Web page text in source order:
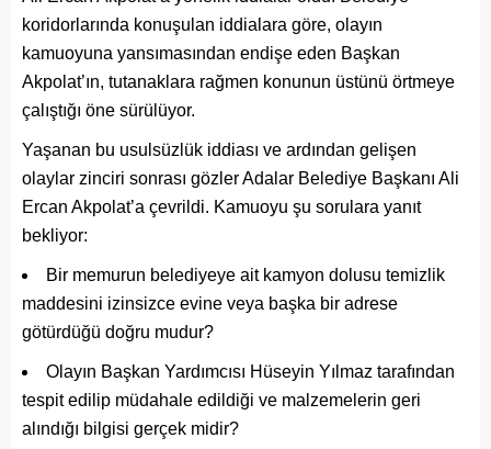
koridorlarında konuşulan iddialara göre, olayın
kamuoyuna yansımasından endişe eden Başkan
Akpolat’ın, tutanaklara rağmen konunun üstünü örtmeye
çalıştığı öne sürülüyor.
Yaşanan bu usulsüzlük iddiası ve ardından gelişen
olaylar zinciri sonrası gözler Adalar Belediye Başkanı Ali
Ercan Akpolat’a çevrildi. Kamuoyu şu sorulara yanıt
bekliyor:
Bir memurun belediyeye ait kamyon dolusu temizlik
maddesini izinsizce evine veya başka bir adrese
götürdüğü doğru mudur?
Olayın Başkan Yardımcısı Hüseyin Yılmaz tarafından
tespit edilip müdahale edildiği ve malzemelerin geri
alındığı bilgisi gerçek midir?